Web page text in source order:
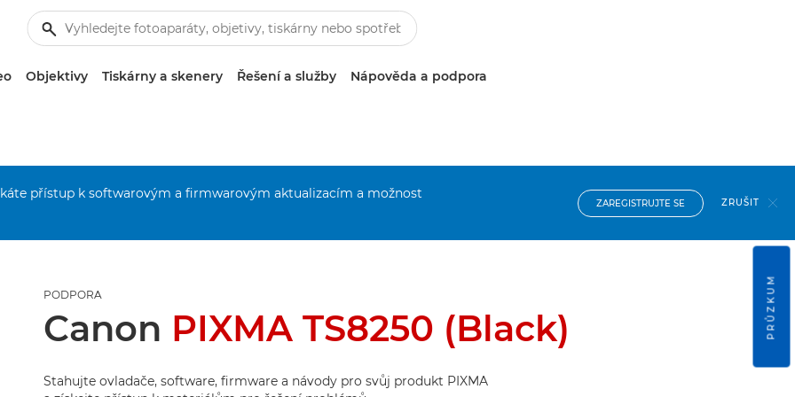
Objektivy Tiskárny a skenery Řešení a služby Nápověda a podpora
přístup k softwarovým a firmwarovým aktualizacím a možnost
ZAREGISTRUJTE SE ZRUŠIT
PODPORA
Canon PIXMA TS8250 (Black)
Stahujte ovladače, software, firmware a návody pro svůj produkt PIXMA
PRŮZKUM